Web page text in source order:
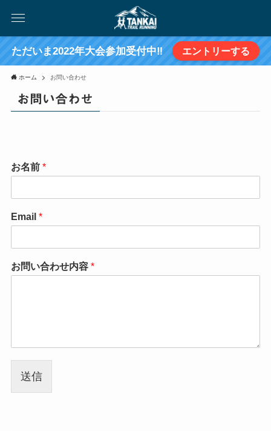
ただいま2022年大会参加受付中‼ エントリーする
ホーム お問い合わせ
お問い合わせ
お名前 *
Email *
お問い合わせ内容 *
送信